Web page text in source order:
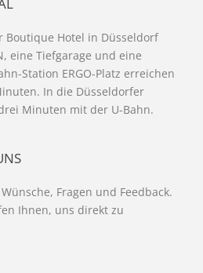
Boutique Hotel in Düsseldorf
eine Tiefgarage und eine
Station ERGO-Platz erreichen
In die Düsseldorfer
Minuten mit der U-Bahn.
Fragen und Feedback.
Ihnen, uns direkt zu